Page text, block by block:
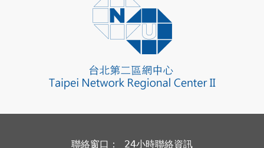
聯絡窗口： 24小時聯絡資訊